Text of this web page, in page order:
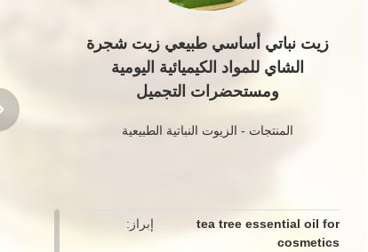
زيت نباتي أساسي طبيعي زيت شجرة
الشاي للمواد الكيميائية اليومية
ومستحضرات التجميل
المنتجات - الزيوت النباتية الطبيعية
إبراز
tea tree essential oil for
cosmetics